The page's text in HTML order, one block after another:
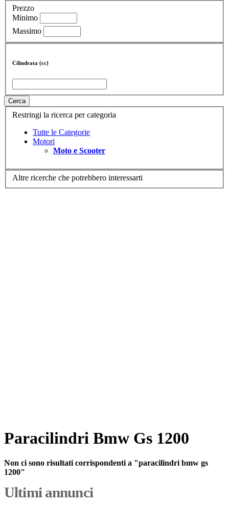
Prezzo
Minimo
Massimo
Cilindrata (cc)
Cerca
Restringi la ricerca per categoria
Tutte le Categorie
Motori
Moto e Scooter
Altre ricerche che potrebbero interessarti
Paracilindri Bmw Gs 1200
Non ci sono risultati corrispondenti a "paracilindri bmw gs
1200"
Ultimi annunci